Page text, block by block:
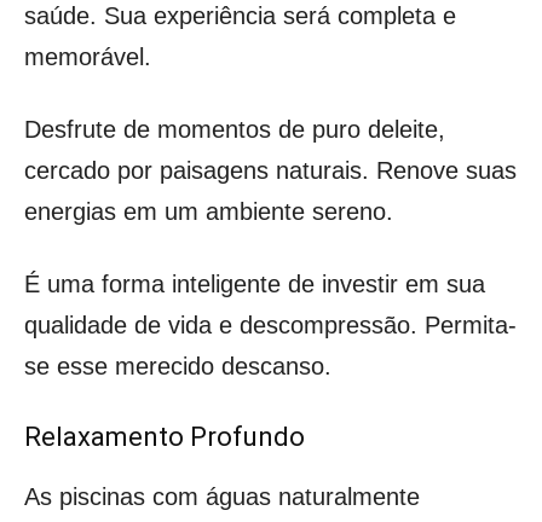
saúde. Sua experiência será completa e
memorável.
Desfrute de momentos de puro deleite,
cercado por paisagens naturais. Renove suas
energias em um ambiente sereno.
É uma forma inteligente de investir em sua
qualidade de vida e descompressão. Permita-
se esse merecido descanso.
Relaxamento Profundo
As piscinas com águas naturalmente